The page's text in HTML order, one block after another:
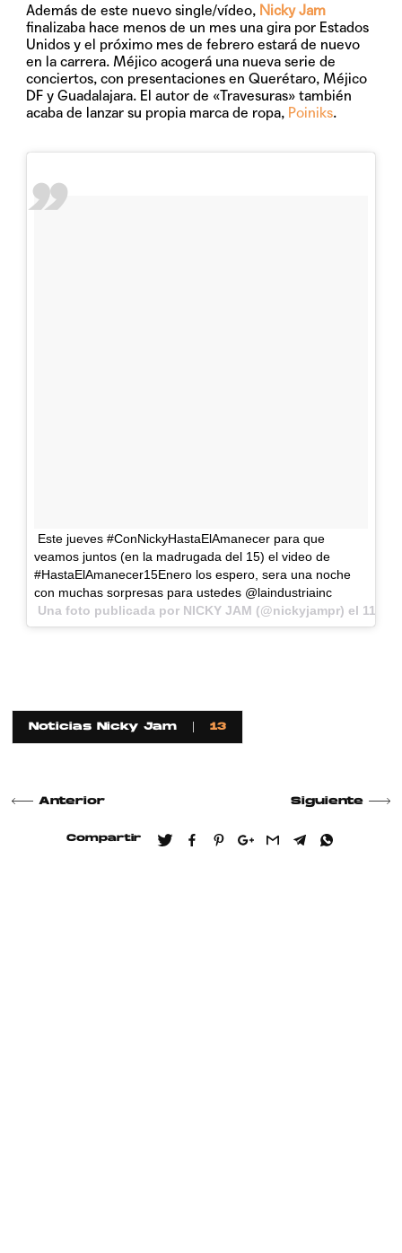
Además de este nuevo single/vídeo, Nicky Jam
finalizaba hace menos de un mes una gira por Estados
Unidos y el próximo mes de febrero estará de nuevo
en la carrera. Méjico acogerá una nueva serie de
conciertos, con presentaciones en Querétaro, Méjico
DF y Guadalajara. El autor de «Travesuras» también
acaba de lanzar su propia marca de ropa, Poiniks.
Este jueves #ConNickyHastaElAmanecer para que
veamos juntos (en la madrugada del 15) el video de
#HastaElAmanecer15Enero los espero, sera una noche
con muchas sorpresas para ustedes @laindustriainc
Una foto publicada por NICKY JAM (@nickyjampr) el 11 de
Noticias Nicky Jam 13
Anterior Siguiente
Compartir